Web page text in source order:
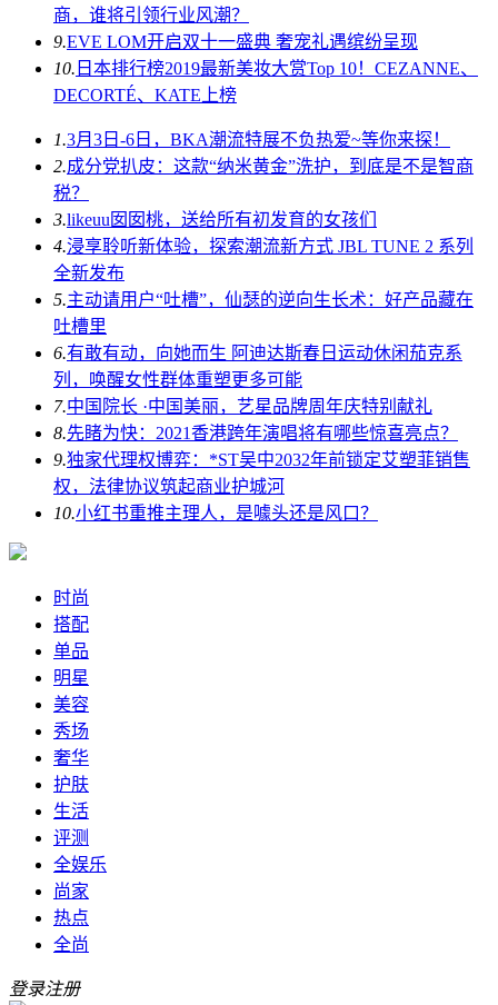
商，谁将引领行业风潮？
9.EVE LOM开启双十一盛典 奢宠礼遇缤纷呈现
10. 日本排行榜2019最新美妆大赏Top 10！CEZANNE、
DECORTÉ、KATE上榜
1.3月3日-6日，BKA潮流特展不负热爱~等你来探！
2.成分党扒皮：这款“纳米黄金”洗护，到底是不是智商
税？
3.likeuu囡囡桃，送给所有初发育的女孩们
4.浸享聆听新体验，探索潮流新方式 JBL TUNE 2 系列
全新发布
5.主动请用户“吐槽”，仙瑟的逆向生长术：好产品藏在
吐槽里
6.有敢有动，向她而生 阿迪达斯春日运动休闲茄克系
列，唤醒女性群体重塑更多可能
7.中国院长 ·中国美丽，艺星品牌周年庆特别献礼
8.先睹为快：2021香港跨年演唱将有哪些惊喜亮点？
9.独家代理权博弈：*ST吴中2032年前锁定艾塑菲销售
权，法律协议筑起商业护城河
10.小红书重推主理人，是噱头还是风口？
时尚
搭配
单品
明星
美容
秀场
奢华
护肤
生活
评测
全娱乐
尚家
热点
全尚
登录注册